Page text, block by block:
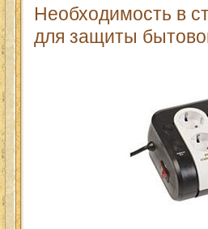
Необходимость в
для защиты